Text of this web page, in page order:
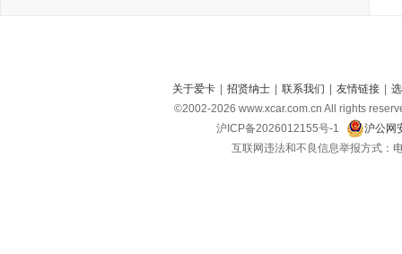
关于爱卡 招贤纳士 联系我们 友情链接
©2002-2026 www.xcar.com.cn All rights
沪ICP备2026012155号-1
沪公网
互联网违法和不良信息举报方式：